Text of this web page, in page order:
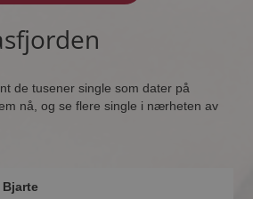
de tusener single som dater på
nå, og se flere single i nærheten av
Bjarte